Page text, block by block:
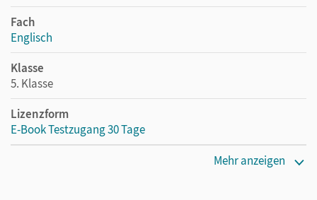
Fach
Englisch
Klasse
5. Klasse
Lizenzform
E-Book Testzugang 30 Tage
Mehr anzeigen